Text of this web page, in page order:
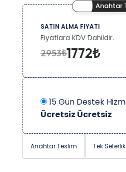
Anahtar
SATIN ALMA FIYATI
Fiyatlara KDV Dahildir.
2953₺1772₺
15 Gün Destek
Ücretsiz Ücretsiz
Anahtar Teslim Tek